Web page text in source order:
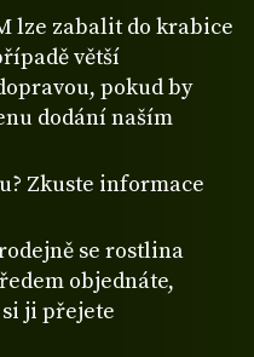
lze zabalit do krabice
větší
pokud by
dodání naším
Zkuste informace
se rostlina
objednáte,
ji přejete